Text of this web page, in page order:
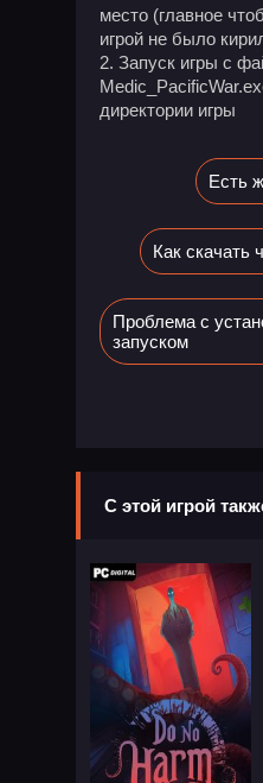
место (главное
игрой не было
2. Запуск игры с
директории игры
Есть
Как скачать
Проблема с
запуском
С этой игрой